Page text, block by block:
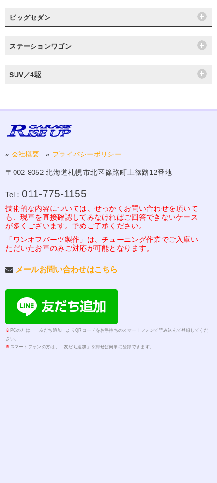
ビッグセダン
ステーションワゴン
SUV／4駆
» 会社概要 » プライバシーポリシー
〒002-8052 北海道札幌市北区篠路町上篠路12番地
Tel：011-775-1155
技術的な内容については、せっかくお問い合わせを頂いて
も、現車を直接確認してみなければご回答できないケース
が多くございます。予めご了承ください。
「ワンオフパーツ製作」は、チューニング作業でご入庫い
ただいたお車のみご対応が可能となります。
メールお問い合わせはこちら
※ PCの方は、「友だち追加」よりQRコードをお手持ちのスマートフォンで読み込んで登録してくだ
さい。
※ スマートフォンの方は、「友だち追加」を押せば簡単に登録できます。